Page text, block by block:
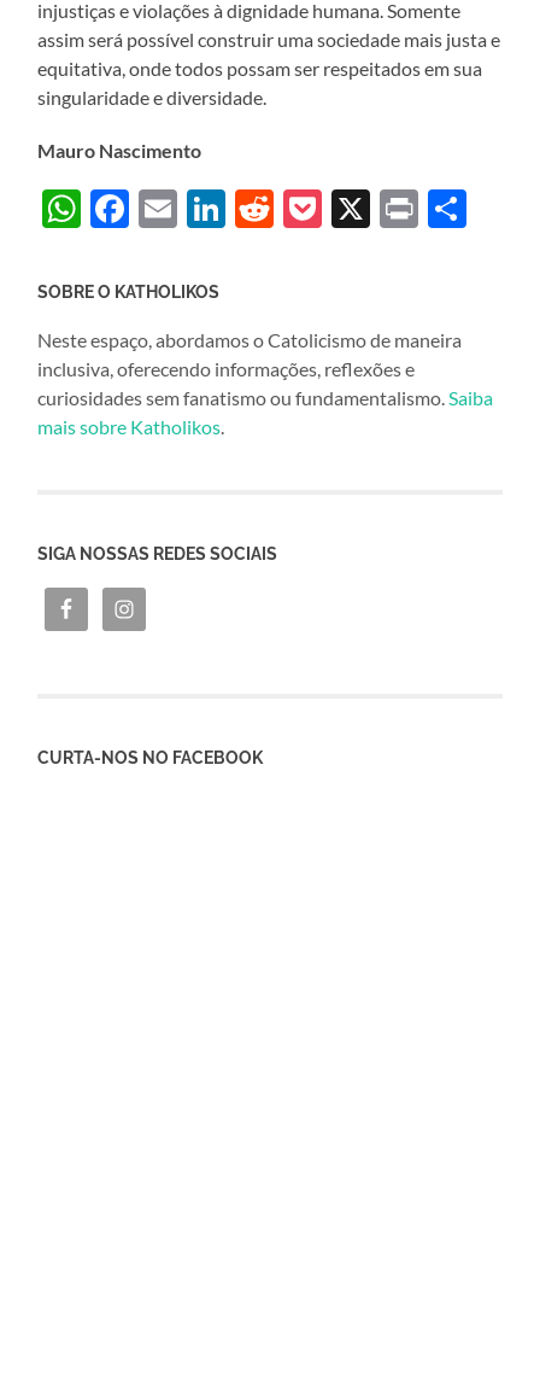
injustiças e violações à dignidade humana. Somente
assim será possível construir uma sociedade mais justa e
equitativa, onde todos possam ser respeitados em sua
singularidade e diversidade.
Mauro Nascimento
WhatsApp
Facebook
EmailLinkedIn
Reddit
Pocket
X Print
SOBRE O KATHOLIKOS
Neste espaço, abordamos o Catolicismo de maneira
inclusiva, oferecendo informações, reflexões e
curiosidades sem fanatismo ou fundamentalismo. Saiba
mais sobre Katholikos
SIGA NOSSAS REDES SOCIAIS
CURTA-NOS NO FACEBOOK